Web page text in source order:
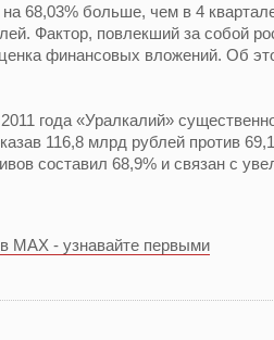
68,03% больше, чем в 4
Фактор, повлекший за собой
финансовых вложений. Об
года «Уралкалий»
116,8 млрд рублей против
составил 68,9% и связан с
MAX - узнавайте первыми